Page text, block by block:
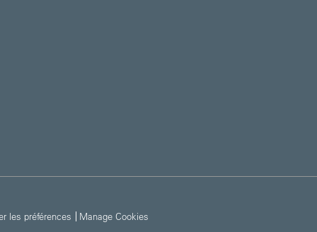
les préférences Manage Cookies